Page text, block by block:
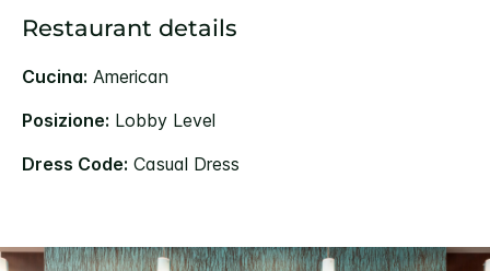
Restaurant details
Cucina: American
Posizione: Lobby Level
Dress Code: Casual Dress